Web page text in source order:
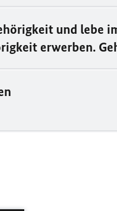
und lebe
erwerben.